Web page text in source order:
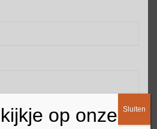
op onze
Sluiten